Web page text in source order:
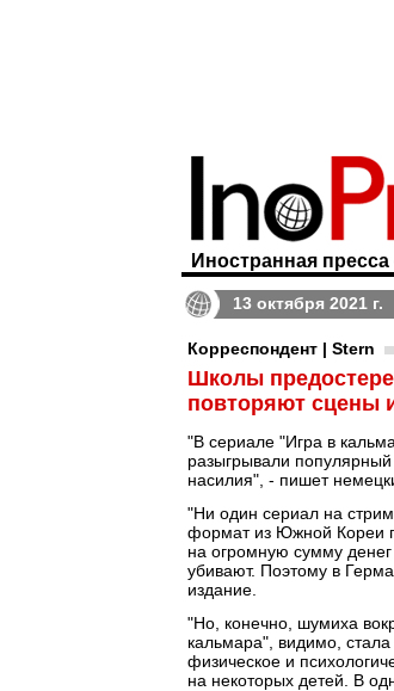
Иностранная
13 октября 2021 г.
Корреспондент | Stern
Школы
повторяют сцены
"В сериале "Игра в
разыгрывали
насилия", - пишет
"Ни один сериал на
формат из Южной Кореи
на огромную сумму
убивают. Поэтому в
издание.
"Но, конечно, шумиха
кальмара", видимо,
физическое и
на некоторых детей. В